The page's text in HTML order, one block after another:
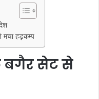
मचा हड़कम्प
बगैर सेट से